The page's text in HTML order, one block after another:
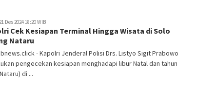
Des 2024 18:20 WIB
Cek Kesiapan Terminal Hingga Wisata di Solo
Nataru
- Kapolri Jenderal Polisi Drs. Listyo Sigit Prabowo
pengecekan kesiapan menghadapi libur Natal dan tahun
di ...